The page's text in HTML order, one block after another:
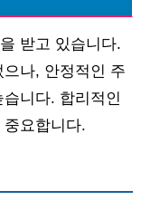
받고 있습니다.
나, 안정적인 주
니다. 합리적인
요합니다.